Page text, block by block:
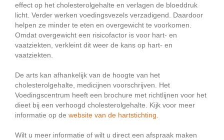
effect op het cholesterolgehalte en verlagen de bloeddruk
licht. Verder werken voedingsvezels verzadigend. Daardoor
helpen ze minder te eten en overgewicht te voorkomen.
Omdat overgewicht een risicofactor is voor hart- en
vaatziekten, verkleint dit weer de kans op hart- en
vaatziekten.
De arts kan afhankelijk van de hoogte van het
cholesterolgehalte, medicijnen voorschrijven. Het
Voedingscentrum heeft een brochure met richtlijnen voor het
dieet bij een verhoogd cholesterolgehalte. Kijk voor meer
informatie op de website van de hartstichting
Wilt u meer informatie of wilt u direct een afspraak maken